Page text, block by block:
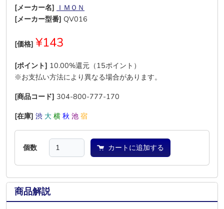
[メーカー名] ＩＭＯＮ
[メーカー型番] QV016
[価格] ¥143
[ポイント] 10.00%還元（15ポイント）
※お支払い方法により異なる場合があります。
[商品コード] 304-800-777-170
[在庫] 渋 大 横 秋 池 宿
個数 カートに追加する
商品解説